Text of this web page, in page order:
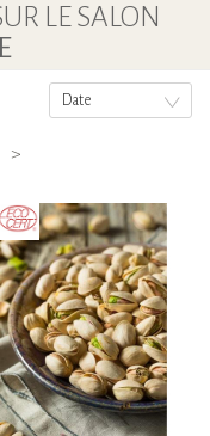
LE SALON
Date
>